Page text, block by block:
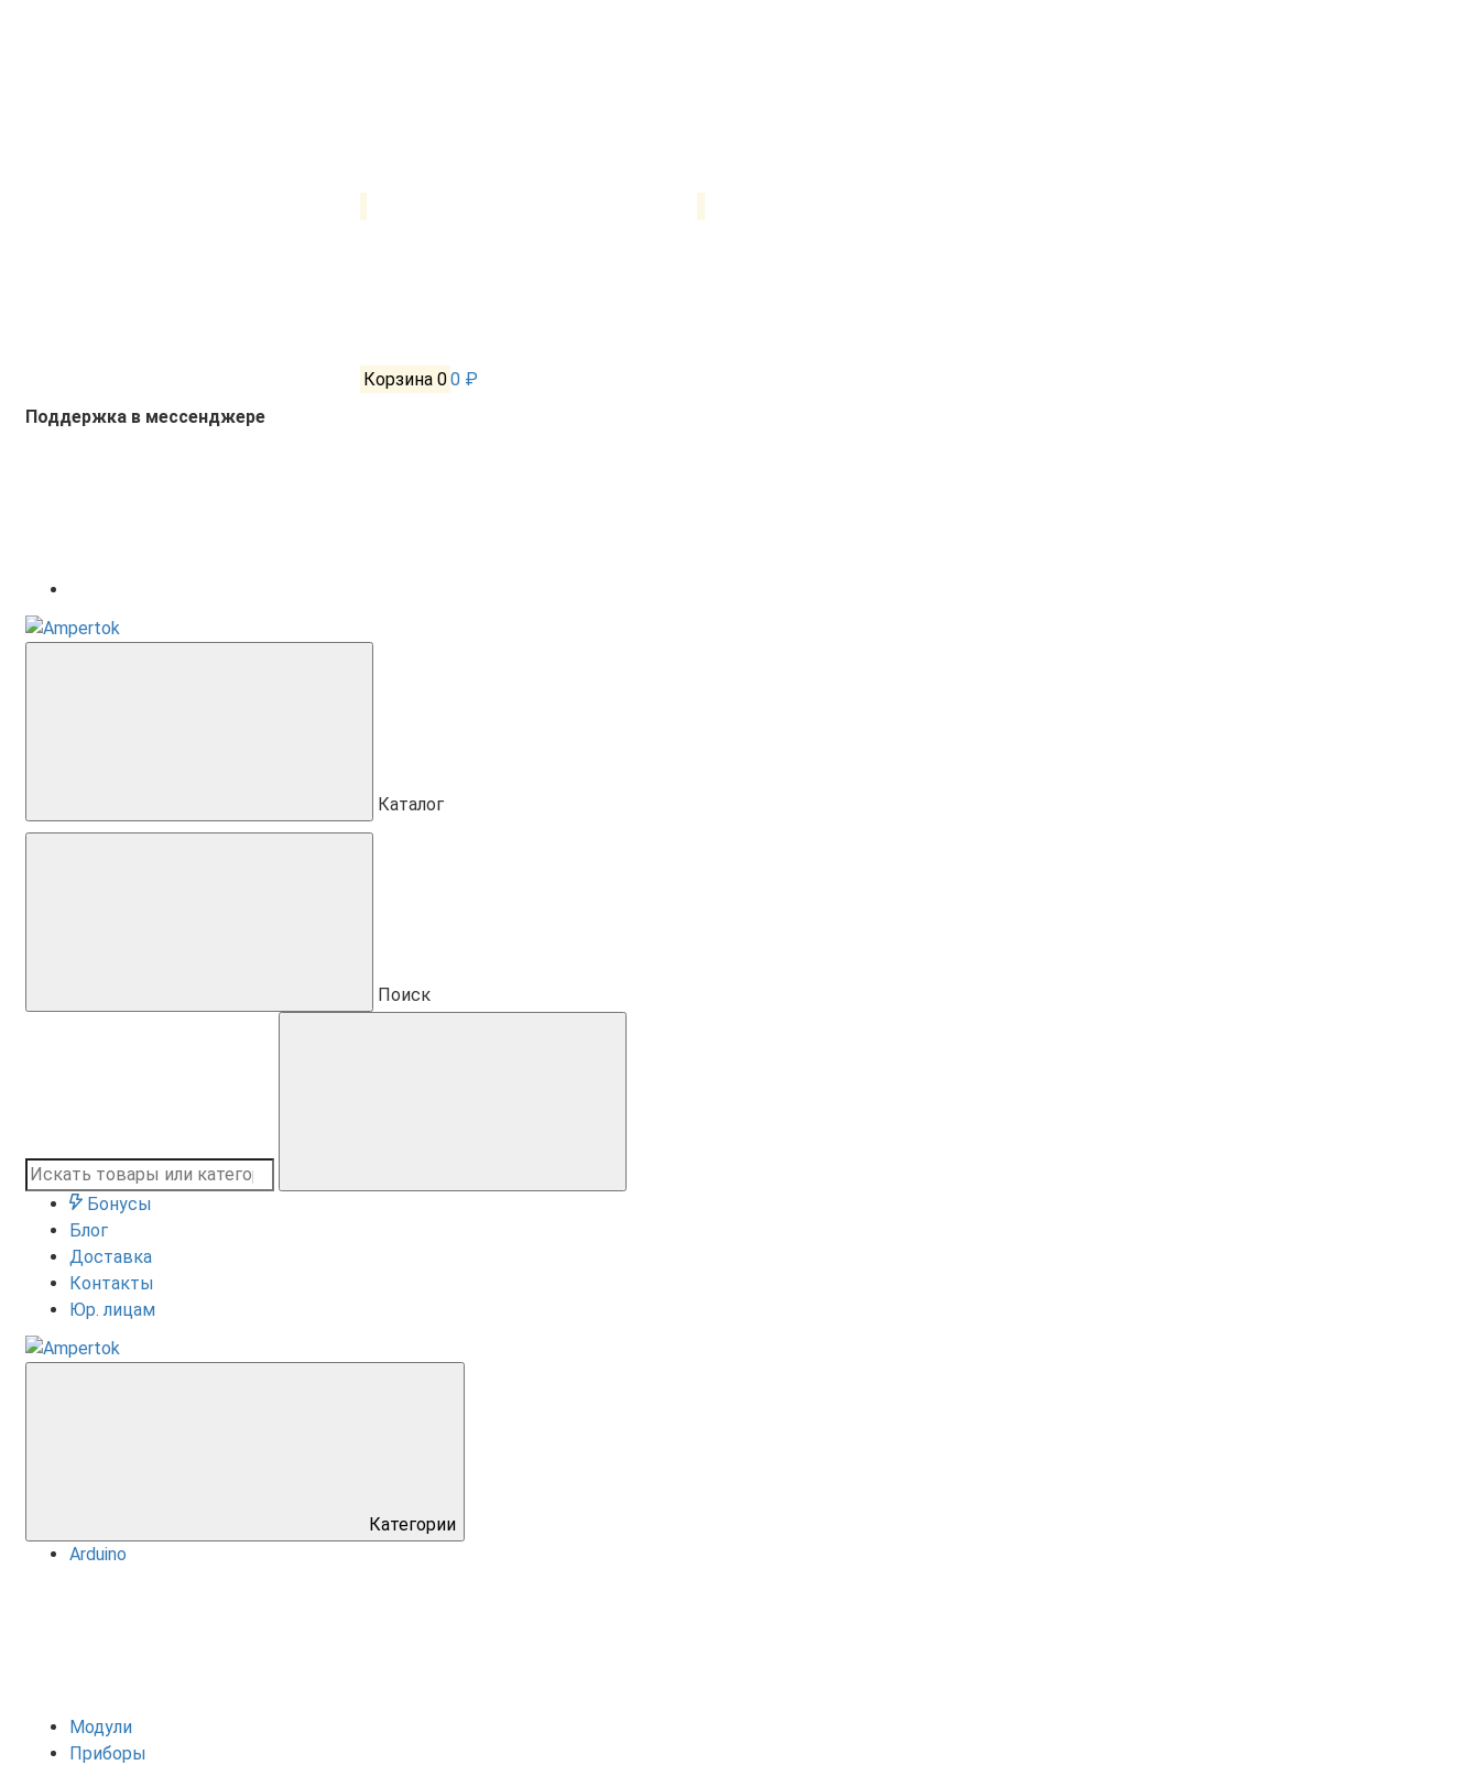
Корзина 00 ₽
Поддержка в мессенджере
Каталог
Поиск
Бонусы
Блог
Доставка
Контакты
Юр. лицам
Категории
Arduino
Модули
Приборы